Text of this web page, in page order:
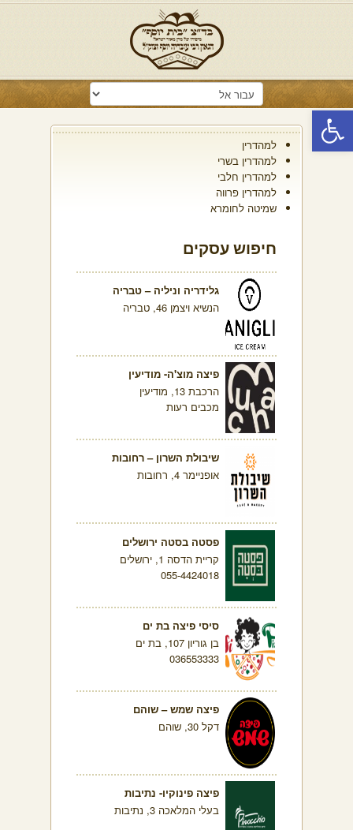
פתח סרגל נגישות
למהדרין
למהדרין בשרי
למהדרין חלבי
למהדרין פרווה
שמיטה לחומרא
חיפוש עסקים
גלידריה וניליה – טבריה
הנשיא ויצמן 46, טבריה
פיצה מוצ'ה- מודיעין
הרכבת 13, מודיעין
מכבים רעות
שיבולת השרון – רחובות
אופניימר 4, רחובות
פסטה בסטה ירושלים
קריית הדסה 1, ירושלים
055-4424018
סיסי פיצה בת ים
בן גוריון 107, בת ים
036553333
פיצה שמש – שוהם
דקל 30, שוהם
פיצה פינוקיו- נתיבות
בעלי המלאכה 3, נתיבות